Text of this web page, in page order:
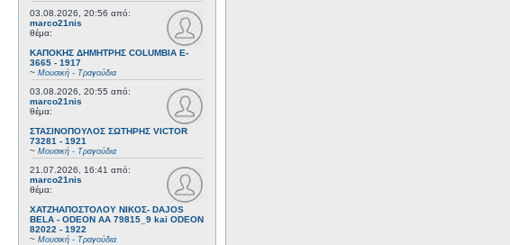
03.08.2026, 20:56 από:
marco21nis
θέμα:
ΚΑΠΟΚΗΣ ΔΗΜΗΤΡΗΣ COLUMBIA E-
3665 - 1917
~ Μουσική - Τραγούδια
03.08.2026, 20:55 από:
marco21nis
θέμα:
ΣΤΑΣΙΝΟΠΟΥΛΟΣ ΣΩΤΗΡΗΣ VICTOR
73281 - 1921
~ Μουσική - Τραγούδια
21.07.2026, 16:41 από:
marco21nis
θέμα:
ΧΑΤΖΗΑΠΟΣΤΟΛΟΥ ΝΙΚΟΣ- DAJOS
BELA - ODEON AA 79815_9 kai ODEON
82022 - 1922
~ Μουσική - Τραγούδια